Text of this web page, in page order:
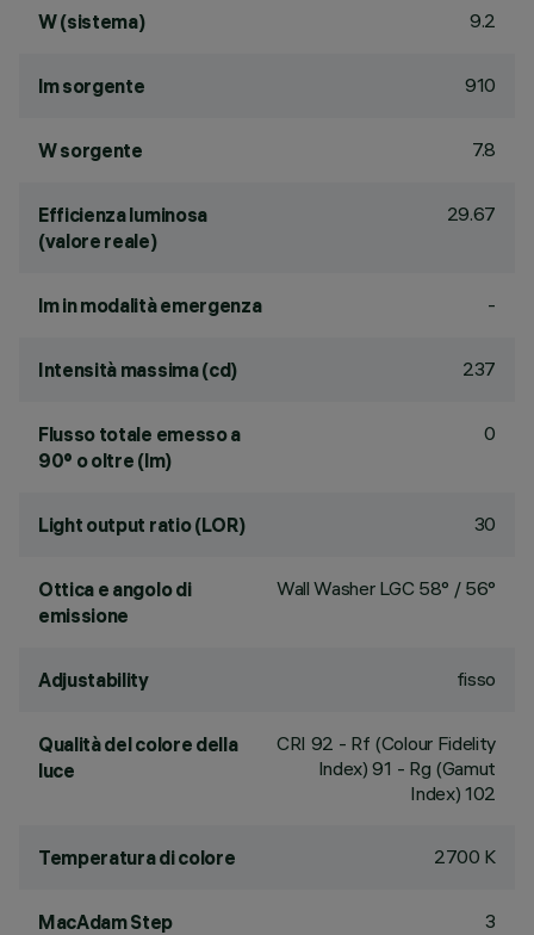
W (sistema) 9.2
lm sorgente 910
W sorgente 7.8
Efficienza luminosa
(valore reale)
29.67
lm in modalità emergenza -
Intensità massima (cd) 237
Flusso totale emesso a
90° o oltre (lm)
0
Light output ratio (LOR) 30
Ottica e angolo di
emissione
Wall Washer LGC 58° / 56°
Adjustability fisso
Qualità del colore della
luce
CRI 92 - Rf (Colour Fidelity
Index) 91 - Rg (Gamut
Index) 102
Temperatura di colore 2700 K
MacAdam Step 3